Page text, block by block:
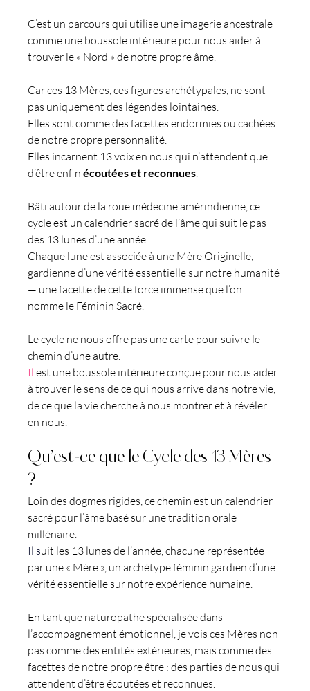
C’est un parcours qui utilise une imagerie ancestrale
comme une boussole intérieure pour nous aider à
trouver le « Nord » de notre propre âme.
Car ces 13 Mères, ces figures archétypales, ne sont
pas uniquement des légendes lointaines.
Elles sont comme des facettes endormies ou cachées
de notre propre personnalité.
Elles incarnent 13 voix en nous qui n’attendent que
d’être enfin écoutées et reconnues
Bâti autour de la roue médecine amérindienne, ce
cycle est un calendrier sacré de l’âme qui suit le pas
des 13 lunes d’une année.
Chaque lune est associée à une Mère Originelle,
gardienne d’une vérité essentielle sur notre humanité
— une facette de cette force immense que l’on
nomme le Féminin Sacré.
Le cycle ne nous offre pas une carte pour suivre le
chemin d’une autre.
Il est une boussole intérieure conçue pour nous aider
à trouver le sens de ce qui nous arrive dans notre vie,
de ce que la vie cherche à nous montrer et à révéler
en nous.
Qu’est-ce que le Cycle des 13 Mères
?
Loin des dogmes rigides, ce chemin est un calendrier
sacré pour l’âme basé sur une tradition orale
millénaire.
Il suit les 13 lunes de l’année, chacune représentée
par une « Mère », un archétype féminin gardien d’une
vérité essentielle sur notre expérience humaine.
En tant que naturopathe spécialisée dans
l’accompagnement émotionnel, je vois ces Mères non
pas comme des entités extérieures, mais comme des
facettes de notre propre être : des parties de nous qui
attendent d’être écoutées et reconnues.